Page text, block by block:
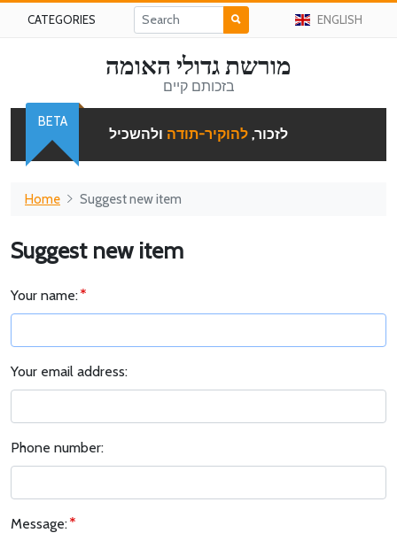
CATEGORIES ENGLISH
מורשת גדולי האומה
בזכותם קיים
לזכור, להוקיר-תודה ולהשכיל
BETA
Home Suggest new item
Suggest new item
Your name:
Your email address:
Phone number:
Message: